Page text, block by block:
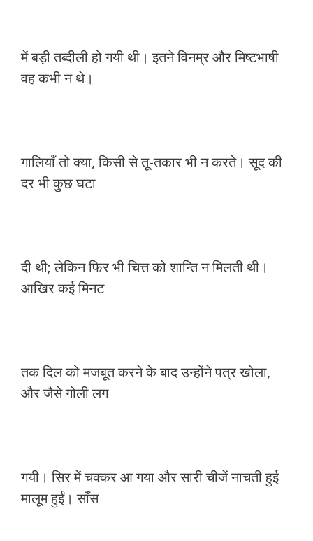
में बड़ी तब्दीली हो गयी थी। इतने विनम्र और मिष्टभाषी
वह कभी न थे।
गालियाँ तो क्या, किसी से तू-तकार भी न करते। सूद की
दर भी कुछ घटा
दी थी; लेकिन फिर भी चित्त को शान्ति न मिलती थी।
आखिर कई मिनट
तक दिल को मजबूत करने के बाद उन्होंने पत्र खोला,
और जैसे गोली लग
गयी। सिर में चक्कर आ गया और सारी चीजें नाचती हुई
मालूम हुईं। साँस